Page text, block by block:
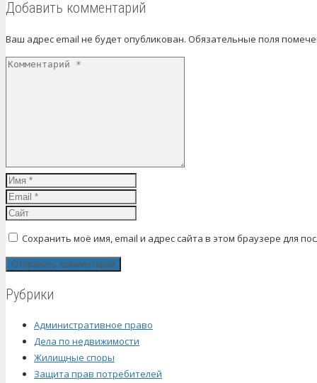
Добавить комментарий
Ваш адрес email не будет опубликован. Обязательные поля
Сохранить моё имя, email и адрес сайта в этом браузере для
Рубрики
Административное право
Дела по недвижимости
Жилищные споры
Защита прав потребителей